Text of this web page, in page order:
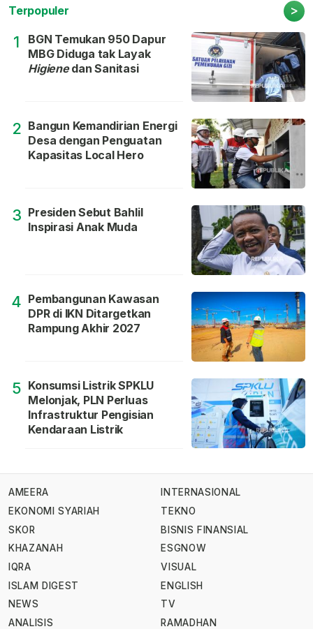
Terpopuler >
1
BGN Temukan 950 Dapur
MBG Diduga tak Layak
Higienedan Sanitasi
2 Bangun Kemandirian Energi
Desa dengan Penguatan
Kapasitas Local Hero
3 Presiden Sebut Bahlil
Inspirasi Anak Muda
4 Pembangunan Kawasan
DPR di IKN Ditargetkan
Rampung Akhir 2027
5 Konsumsi Listrik SPKLU
Melonjak, PLN Perluas
Infrastruktur Pengisian
Kendaraan Listrik
AMEERA
EKONOMI SYARIAH
SKOR
KHAZANAH
IQRA
ISLAM DIGEST
NEWS
ANALISIS
INTERNASIONAL
TEKNO
BISNIS FINANSIAL
ESGNOW
VISUAL
ENGLISH
TV
RAMADHAN